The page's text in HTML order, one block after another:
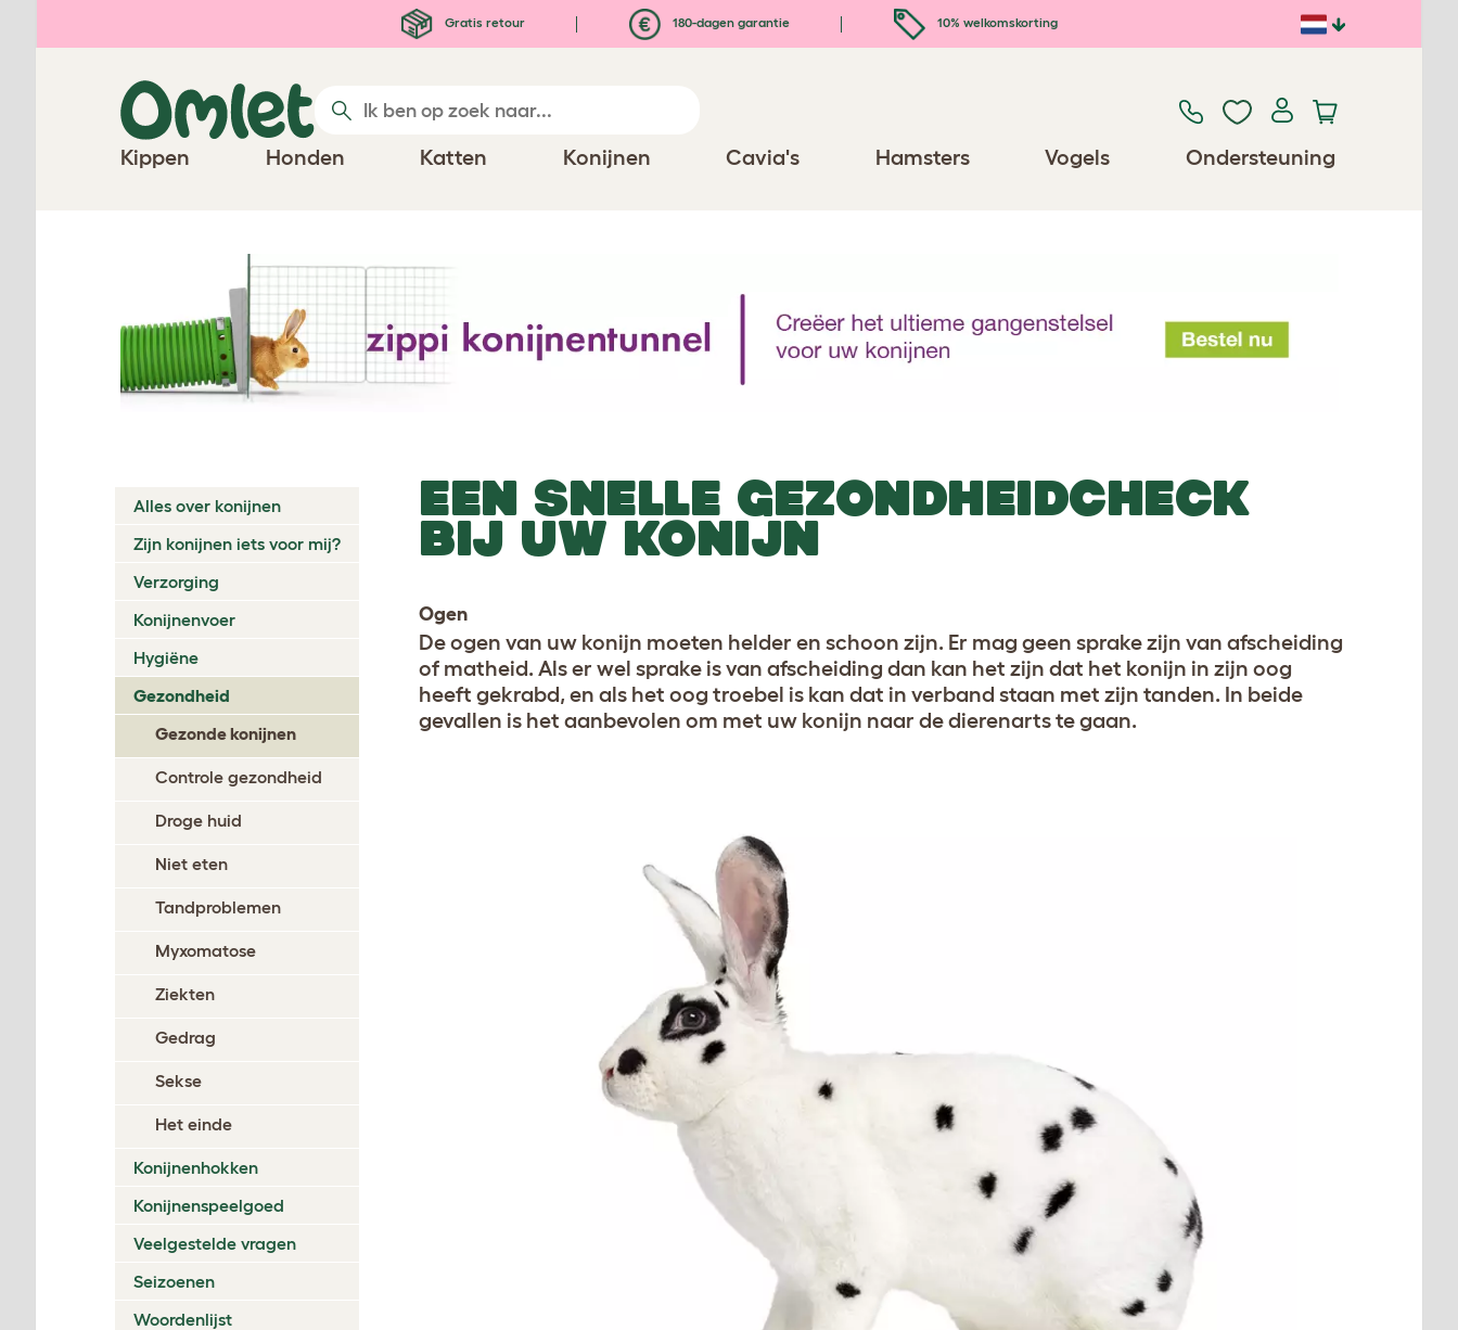
Gratis retour 180-dagen garantie 10% welkomskorting
Kippen Honden Katten Konijnen Cavia's Hamsters Vogels Ondersteuning
Alles over konijnen
Zijn konijnen iets voor mij?
Verzorging
Konijnenvoer
Hygiëne
Gezondheid
Gezonde konijnen
Controle gezondheid
Droge huid
Niet eten
Tandproblemen
Myxomatose
Ziekten
Gedrag
Sekse
Het einde
Konijnenhokken
Konijnenspeelgoed
Veelgestelde vragen
Seizoenen
Woordenlijst
EEN SNELLE GEZONDHEIDCHECK
BIJ UW KONIJN
Ogen
De ogen van uw konijn moeten helder en schoon zijn. Er mag geen sprake zijn van afscheiding
of matheid. Als er wel sprake is van afscheiding dan kan het zijn dat het konijn in zijn oog
heeft gekrabd, en als het oog troebel is kan dat in verband staan met zijn tanden. In beide
gevallen is het aanbevolen om met uw konijn naar de dierenarts te gaan.